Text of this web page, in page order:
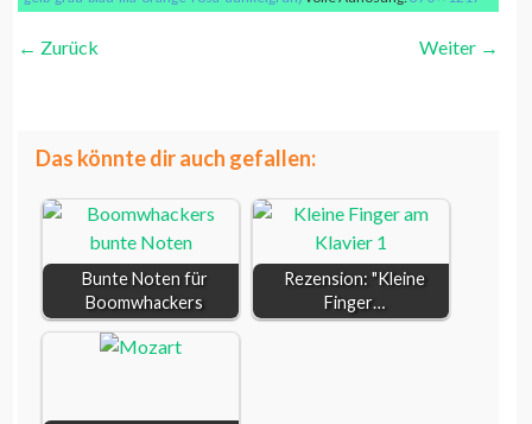
← Zurück Weiter →
Das könnte dir auch gefallen:
Bunte Noten für
Boomwhackers
Rezension: "Kleine
Finger…